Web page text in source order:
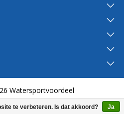
Watersportvoordeel
te verbeteren. Is dat akkoord? Ja